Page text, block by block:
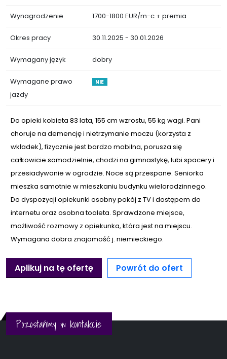
Wynagrodzenie 1700-1800 EUR/m-c + premia
Okres pracy 30.11.2025 - 30.01.2026
Wymagany język dobry
Wymagane prawo
jazdy
NIE
Do opieki kobieta 83 lata, 155 cm wzrostu, 55 kg wagi. Pani
choruje na demencję i nietrzymanie moczu (korzysta z
wkładek), fizycznie jest bardzo mobilna, porusza się
całkowicie samodzielnie, chodzi na gimnastykę, lubi spacery i
przesiadywanie w ogrodzie. Noce są przespane. Seniorka
mieszka samotnie w mieszkaniu budynku wielorodzinnego.
Do dyspozycji opiekunki osobny pokój z TV i dostępem do
internetu oraz osobna toaleta. Sprawdzone miejsce,
możliwość rozmowy z opiekunka, która jest na miejscu.
Wymagana dobra znajomość j. niemieckiego.
Aplikuj na tę ofertę Powrót do ofert
Pozostańmy w kontakcie